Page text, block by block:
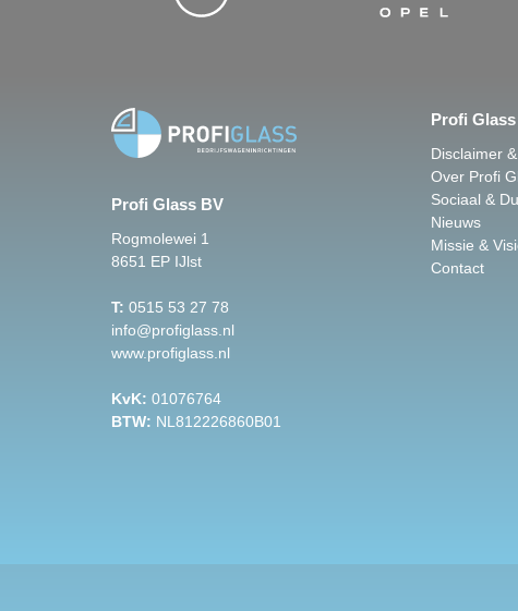
Profi Glass BV
Rogmolewei 1
8651 EP IJlst
T: 0515 53 27 78
info@profiglass.nl
www.profiglass.nl
KvK: 01076764
BTW: NL812226860B01
Profi
Disclaimer
Over Profi
Sociaal &
Nieuws
Missie &
Contact